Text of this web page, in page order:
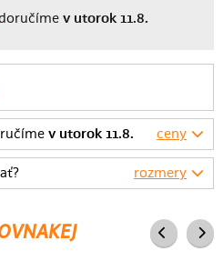
v utorok 11.8.
v utorok 11.8. ceny
rozmery